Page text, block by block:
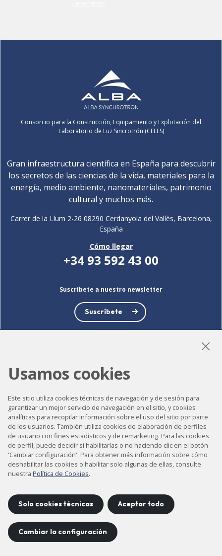
Consorcio para la Construcción, Equipamiento y Explotación del
Laboratorio de Luz Sincrotrón (CELLS)
Gran infraestructura científica en España para descubrir
los secretos de las ciencias de la vida, materiales para la
energía, medio ambiente, nanomateriales, patrimonio
cultural y muchos más.
Carrer de la Llum 2-26 08290 Cerdanyola del Vallès, Barcelona,
España
Cómo llegar
+34 93 592 43 00
Suscríbete a nuestro newsletter
Suscríbete
LinkedInInstagram
Accesibilidad
Contacto
Aviso legal
Política de privacidad
Mapa del sitio
©2026CELLS
Usamos cookies
Este sitio utiliza cookies técnicas de navegación y de sesión para
garantizar un mejor servicio de navegación en el sitio, y cookies
analíticas para recopilar información sobre el uso del sitio por parte
de los usuarios. También utiliza cookies de elaboración de perfiles
de usuario con fines estadísticos y de remarketing. Para las cookies
de perfil, puede decidir si habilitarlas o no haciendo clic en el botón
'Cambiar configuración'. Para obtener más información sobre cómo
deshabilitar las cookies o habilitar solo algunas de ellas, consulte
nuestra Política de Cookies.
Solo cookies técnicas Aceptar todo
Cambiar la configuración